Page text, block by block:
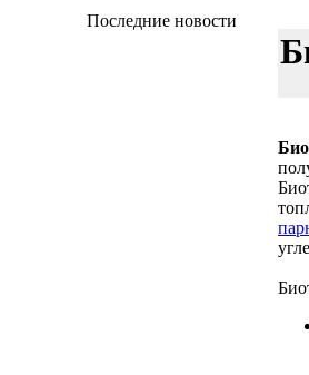
Последние новости